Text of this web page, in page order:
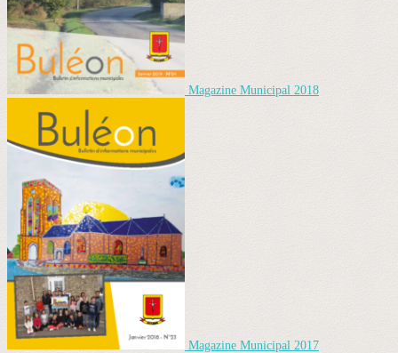
Magazine Municipal 2018
Magazine Municipal 2017